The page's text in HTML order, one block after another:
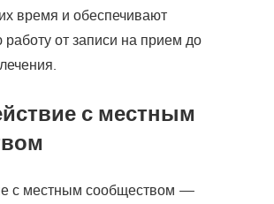
время и обеспечивают
от записи на прием до
с местным
с местным сообществом —